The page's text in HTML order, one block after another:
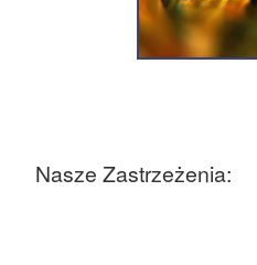
Nasze Zastrzeżenia: